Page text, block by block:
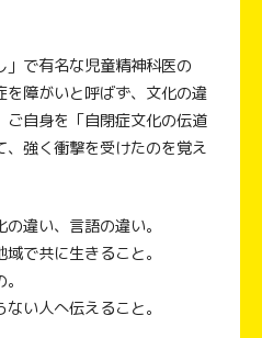
で有名な児童精神科医の
障がいと呼ばず、文化の違
ご自身を「自閉症文化の伝道
強く衝撃を受けたのを覚え
違い、言語の違い。
で共に生きること。
い人へ伝えること。